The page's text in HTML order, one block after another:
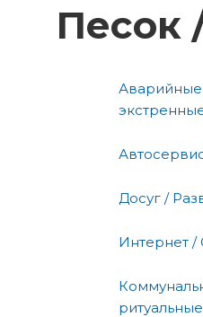
Песок
Досуг /
Интернет /